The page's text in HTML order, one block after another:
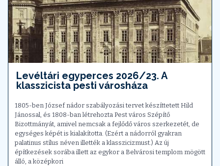
Levéltári egyperces 2026/23. A
klasszicista pesti városháza
1805-ben József nádor szabályozási tervet készíttetett Hild
Jánossal, és 1808-ban létrehozta Pest város Szépítő
Bizottmányát, amivel nemcsak a fejlődő város szerkezetét, de
egységes képét is kialakította. (Ezért a nádorról gyakran
palatinus stílus néven illették a klasszicizmust.) Az új
építkezések sorába illett az egykor a Belvárosi templom mögött
álló, a középkori